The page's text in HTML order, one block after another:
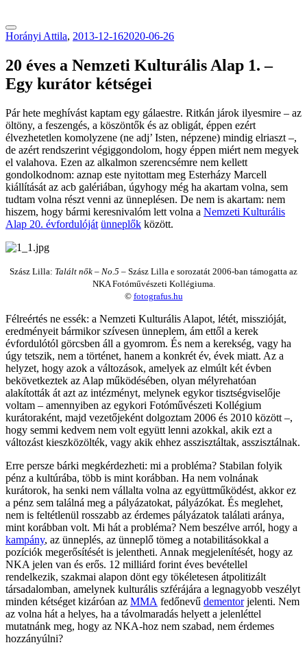
Horányi Attila, 2013-12-162020-06-26
20 éves a Nemzeti Kulturális Alap 1. –
Egy kurátor kétségei
Pár hete meghívást kaptam egy gálaestre. Ritkán járok ilyesmire – az
öltöny, a feszengés, a köszöntők és az obligát, éppen ezért
élvezhetetlen komolyzene (ne adj’ Isten, népzene) mindig elriaszt –,
de azért rendszerint végiggondolom, hogy éppen miért nem megyek
el valahova. Ezen az alkalmon szerencsémre nem kellett
gondolkodnom: aznap este nyitottam meg Esterházy Marcell
kiállítását az acb galériában, úgyhogy még ha akartam volna, sem
tudtam volna részt venni az ünneplésen. De nem is akartam: nem
hiszem, hogy bármi keresnivalóm lett volna a Nemzeti Kulturális
Alap 20. évfordulóját ünneplők között.
Szász Lilla: Talált nők – No.5 – Szász Lilla e sorozatát 2006-ban támogatta az
NKA Fotóművészeti Kollégiuma.
© fotografus.hu
Félreértés ne essék: a Nemzeti Kulturális Alapot, létét, misszióját,
eredményeit bármikor szívesen ünneplem, ám ettől a kerek
évfordulótól görcsben áll a gyomrom. És nem a kerekség, vagy ha
úgy tetszik, nem a történet, hanem a konkrét év, évek miatt. Az a
helyzet, hogy azok a változások, amelyek az elmúlt két évben
bekövetkeztek az Alap működésében, olyan mélyrehatóan
alakították át azt az intézményt, melynek egykor tisztségviselője
voltam – amennyiben az egykori Fotóművészeti Kollégium
kurátoraként, majd vezetőjeként dolgoztam 2006 és 2010 között –,
hogy semmi kedvem nem volt együtt lenni azokkal, akik ezt a
változást kieszközölték, vagy akik ehhez asszisztáltak, asszisztálnak.
Erre persze bárki megkérdezheti: mi a probléma? Stabilan folyik
pénz a kultúrába, több is mint korábban. Ha nem volnának
kurátorok, ha senki nem vállalta volna az együttműködést, akkor ez
a pénz sem találná meg a pályázatokat, pályázókat. És meglehet,
nem is feltétlenül rosszabb az érdemes pályázatok találati aránya,
mint korábban volt. Mi hát a probléma? Nem beszélve arról, hogy a
kampány, az ünneplés, az ünneplő tömeg a notabilitásokkal a
pozíciók megerősítését is jelentheti. Annak megjelenítését, hogy az
NKA jelen van és erős. 12 milliárd forint éves bevétellel
rendelkezik, szakmai alapon dönt egy tökéletesen átpolitizált
társadalomban, amelynek kulturális szférájára a legnagyobb veszélyt
minden kétséget kizáróan az MMA fedőnevű dementorjelenti. Nem
az volna hát a helyes, ha a távolmaradás helyett a jelenléttel
mutatnánk meg, hogy az NKA-hoz nem szabad, nem érdemes
hozzányúlni?